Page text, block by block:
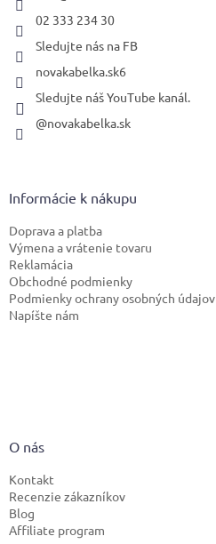
02 333 234 30
Sledujte nás na FB
novakabelka.sk6
Sledujte náš YouTube kanál.
@novakabelka.sk
Informácie k nákupu
Doprava a platba
Výmena a vrátenie tovaru
Reklamácia
Obchodné podmienky
Podmienky ochrany osobných údajov
Napíšte nám
O nás
Kontakt
Recenzie zákazníkov
Blog
Affiliate program